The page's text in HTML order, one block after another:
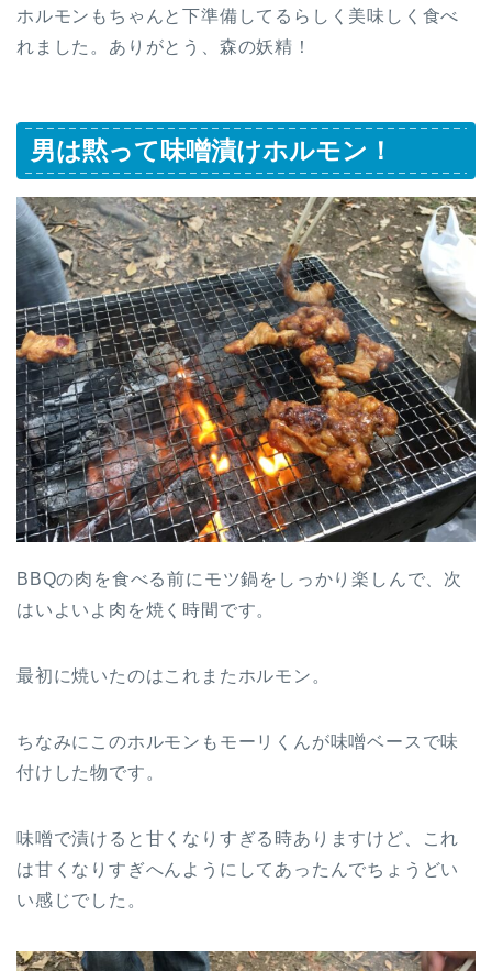
ホルモンもちゃんと下準備してるらしく美味しく食べ
れました。ありがとう、森の妖精！
男は黙って味噌漬けホルモン！
BBQの肉を食べる前にモツ鍋をしっかり楽しんで、次
はいよいよ肉を焼く時間です。
最初に焼いたのはこれまたホルモン。
ちなみにこのホルモンもモーリくんが味噌ベースで味
付けした物です。
味噌で漬けると甘くなりすぎる時ありますけど、これ
は甘くなりすぎへんようにしてあったんでちょうどい
い感じでした。